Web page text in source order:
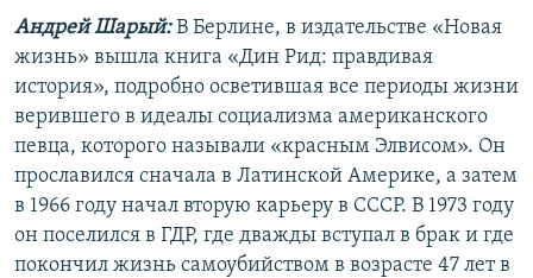
СОЦИАЛЬНЫЕ СЕТИ
Все сайты РСЕ/РС
Андрей Шарый: В Берлине, в издательстве «Новая
жизнь» вышла книга «Дин Рид: правдивая
история», подробно осветившая все периоды жизни
верившего в идеалы социализма американского
певца, которого называли «красным Элвисом». Он
прославился сначала в Латинской Америке, а затем
в 1966 году начал вторую карьеру в СССР. В 1973 году
он поселился в ГДР, где дважды вступал в брак и где
покончил жизнь самоубийством в возрасте 47 лет в